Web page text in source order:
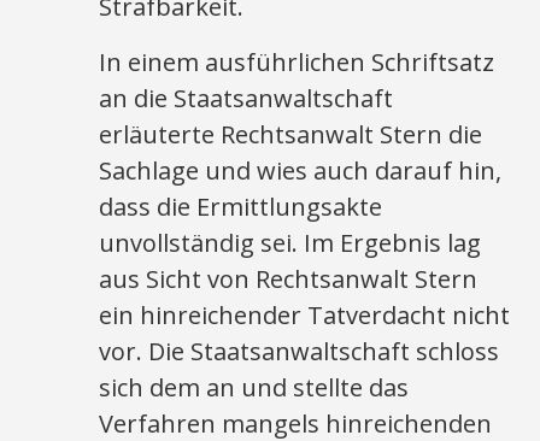
Strafbarkeit.
In einem ausführlichen Schriftsatz
an die Staatsanwaltschaft
erläuterte Rechtsanwalt Stern die
Sachlage und wies auch darauf hin,
dass die Ermittlungsakte
unvollständig sei. Im Ergebnis lag
aus Sicht von Rechtsanwalt Stern
ein hinreichender Tatverdacht nicht
vor. Die Staatsanwaltschaft schloss
sich dem an und stellte das
Verfahren mangels hinreichenden